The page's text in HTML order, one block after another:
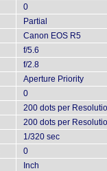
0
Partial
Canon EOS R5
f/5.6
f/2.8
Aperture Priority
0
200 dots per
200 dots per
1/320 sec
0
Inch